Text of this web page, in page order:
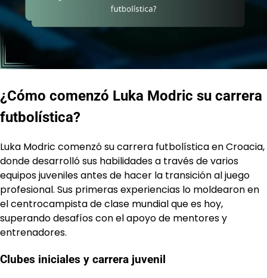
¿Cómo comenzó Luka Modric su carrera
futbolística?
Luka Modric comenzó su carrera futbolística en Croacia,
donde desarrolló sus habilidades a través de varios
equipos juveniles antes de hacer la transición al juego
profesional. Sus primeras experiencias lo moldearon en
el centrocampista de clase mundial que es hoy,
superando desafíos con el apoyo de mentores y
entrenadores.
Clubes iniciales y carrera juvenil